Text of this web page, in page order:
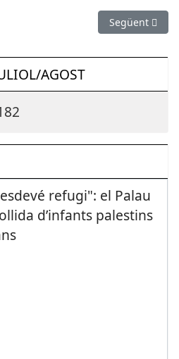
antisistema per danys a entitats
Article
Següent
AGOST